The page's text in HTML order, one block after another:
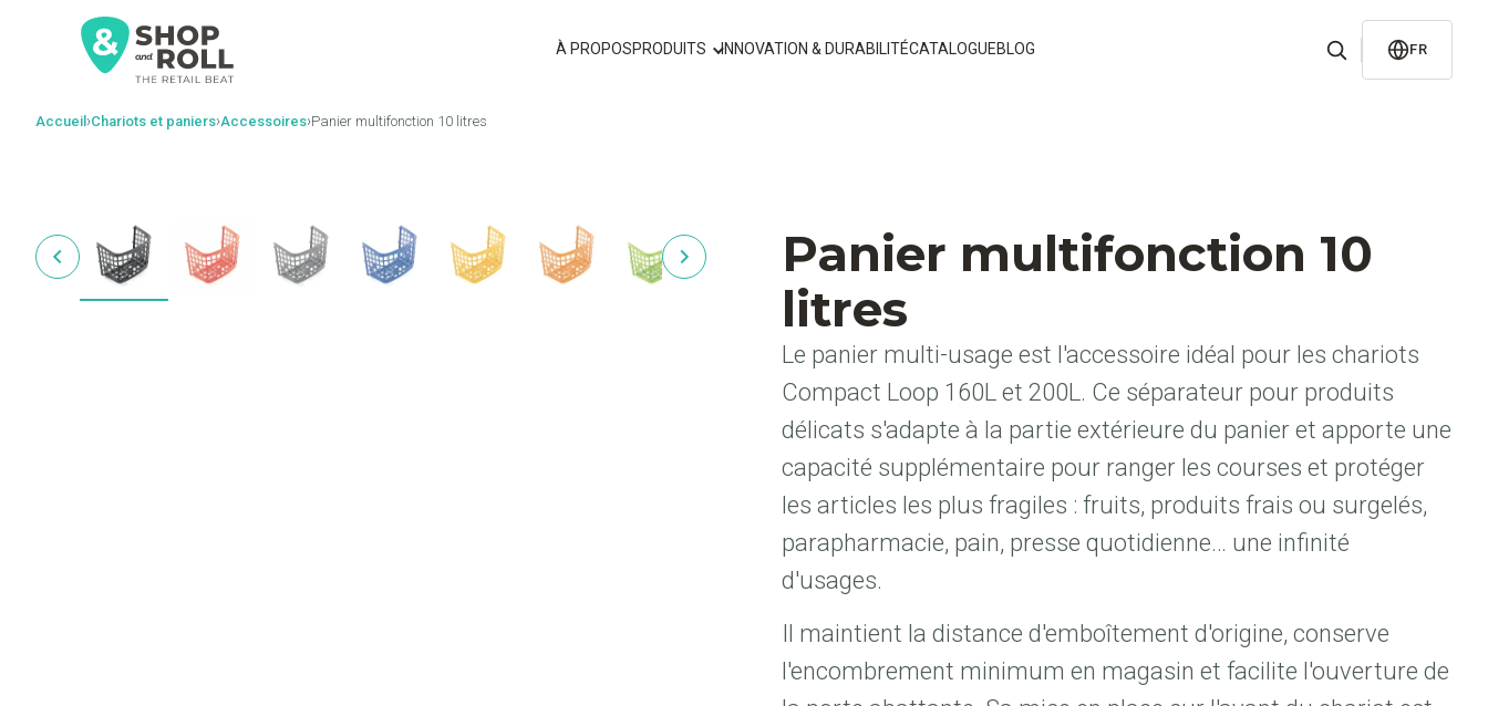
contenido
À PROPOSPRODUITS INNOVATION & DURABILITÉCATALOGUEBLOG FR
Accueil›Chariots et paniers›Accessoires›Panier multifonction 10 litres
Panier multifonction 10
litres
Le panier multi-usage est l'accessoire idéal pour les chariots
Compact Loop 160L et 200L. Ce séparateur pour produits
délicats s'adapte à la partie extérieure du panier et apporte une
capacité supplémentaire pour ranger les courses et protéger
les articles les plus fragiles : fruits, produits frais ou surgelés,
parapharmacie, pain, presse quotidienne… une infinité
d'usages.
Il maintient la distance d'emboîtement d'origine, conserve
l'encombrement minimum en magasin et facilite l'ouverture de